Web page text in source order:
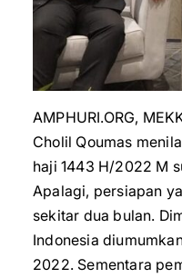
AMPHURI.ORG,
Cholil Qoumas
haji 1443 H/2022 M
Apalagi, persiapan
sekitar dua bulan.
Indonesia
2022. Sementara